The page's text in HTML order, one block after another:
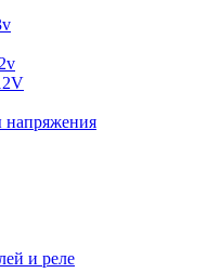
напряжения
и реле